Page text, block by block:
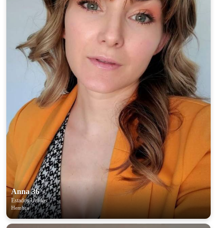
Anna 36
Estados Unidos
Hembra